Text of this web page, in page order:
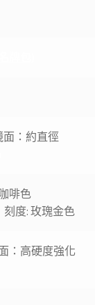
：約直徑
啡色
度: 玫瑰金色
：高硬度強化